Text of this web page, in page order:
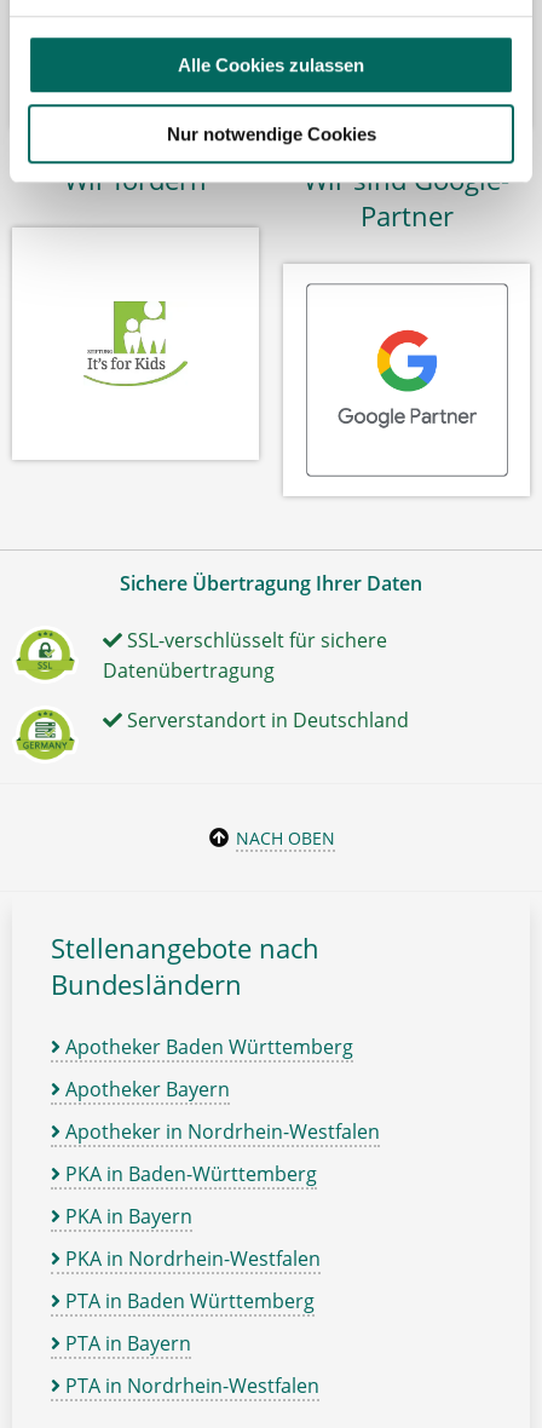
Alle Cookies zulassen
Nur notwendige Cookies
Wir fördern
Wir sind Google-
Partner
Sichere Übertragung Ihrer Daten
SSL-verschlüsselt für sichere
Datenübertragung
Serverstandort in Deutschland
NACH OBEN
Stellenangebote nach
Bundesländern
Apotheker Baden Württemberg
Apotheker Bayern
Apotheker in Nordrhein-Westfalen
PKA in Baden-Württemberg
PKA in Bayern
PKA in Nordrhein-Westfalen
PTA in Baden Württemberg
PTA in Bayern
PTA in Nordrhein-Westfalen